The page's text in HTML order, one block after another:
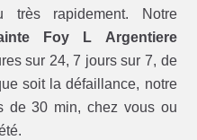
très rapidement. Notre
Foy L Argentiere
sur 24, 7 jours sur 7, de
soit la défaillance, notre
de 30 min, chez vous ou